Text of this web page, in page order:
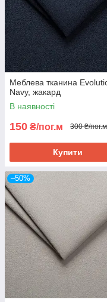
Меблева тканина
Navy, жакард
В наявності
150 ₴/пог.м 300 ₴/пог.м
Купити
–50%